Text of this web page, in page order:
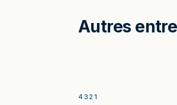
Autres
ILLUSTRATION GÉNÉRÉE
4321